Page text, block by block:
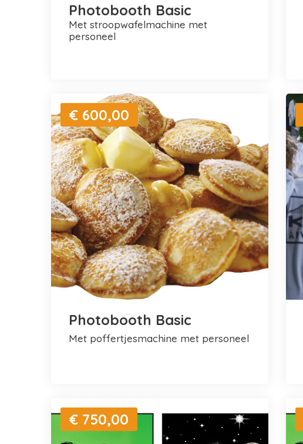
Photobooth Basic
met stroopwafelmachine met
personeel
€ 600,00
Photobooth Basic
met poffertjesmachine met personeel
€ 750,00